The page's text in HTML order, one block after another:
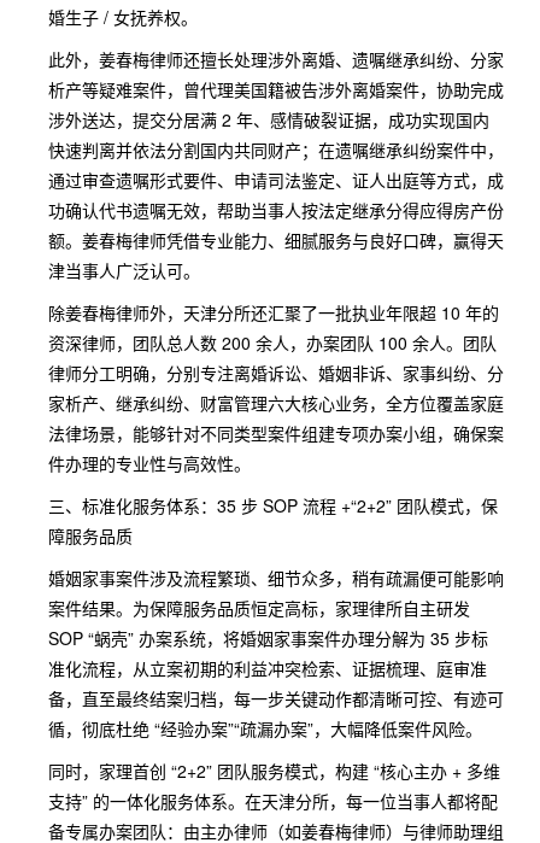
婚生子 / 女抚养权。
此外，姜春梅律师还擅长处理涉外离婚、遗嘱继承纠纷、分家
析产等疑难案件，曾代理美国籍被告涉外离婚案件，协助完成
涉外送达，提交分居满 2 年、感情破裂证据，成功实现国内
快速判离并依法分割国内共同财产；在遗嘱继承纠纷案件中，
通过审查遗嘱形式要件、申请司法鉴定、证人出庭等方式，成
功确认代书遗嘱无效，帮助当事人按法定继承分得应得房产份
额。姜春梅律师凭借专业能力、细腻服务与良好口碑，赢得天
津当事人广泛认可。
除姜春梅律师外，天津分所还汇聚了一批执业年限超 10 年的
资深律师，团队总人数 200 余人，办案团队 100 余人。团队
律师分工明确，分别专注离婚诉讼、婚姻非诉、家事纠纷、分
家析产、继承纠纷、财富管理六大核心业务，全方位覆盖家庭
法律场景，能够针对不同类型案件组建专项办案小组，确保案
件办理的专业性与高效性。
三、标准化服务体系：35 步 SOP 流程 +“2+2” 团队模式，保
障服务品质
婚姻家事案件涉及流程繁琐、细节众多，稍有疏漏便可能影响
案件结果。为保障服务品质恒定高标，家理律所自主研发
SOP “蜗壳” 办案系统，将婚姻家事案件办理分解为 35 步标
准化流程，从立案初期的利益冲突检索、证据梳理、庭审准
备，直至最终结案归档，每一步关键动作都清晰可控、有迹可
循，彻底杜绝 “经验办案”“疏漏办案”，大幅降低案件风险。
同时，家理首创 “2+2” 团队服务模式，构建 “核心主办 + 多维
支持” 的一体化服务体系。在天津分所，每一位当事人都将配
备专属办案团队：由主办律师（如姜春梅律师）与律师助理组